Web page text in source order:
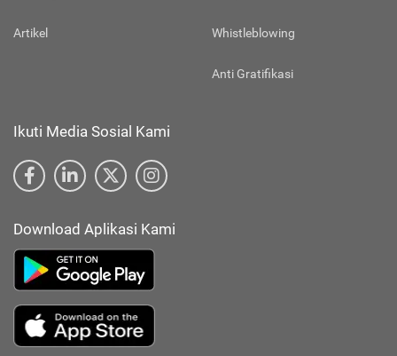
Artikel Whistleblowing
Anti Gratifikasi
Ikuti Media Sosial Kami
Download Aplikasi Kami